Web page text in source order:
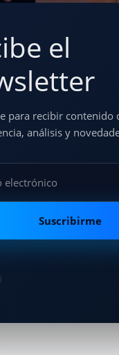
el
para recibir contenido
análisis y
Suscribirme